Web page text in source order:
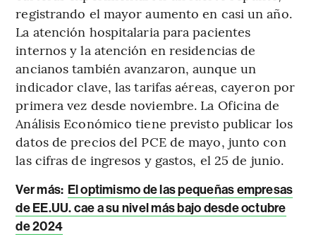
registrando el mayor aumento en casi un año.
La atención hospitalaria para pacientes
internos y la atención en residencias de
ancianos también avanzaron, aunque un
indicador clave, las tarifas aéreas, cayeron por
primera vez desde noviembre. La Oficina de
Análisis Económico tiene previsto publicar los
datos de precios del PCE de mayo, junto con
las cifras de ingresos y gastos, el 25 de junio.
Ver más: El optimismo de las pequeñas empresas
de EE.UU. cae a su nivel más bajo desde octubre
de 2024